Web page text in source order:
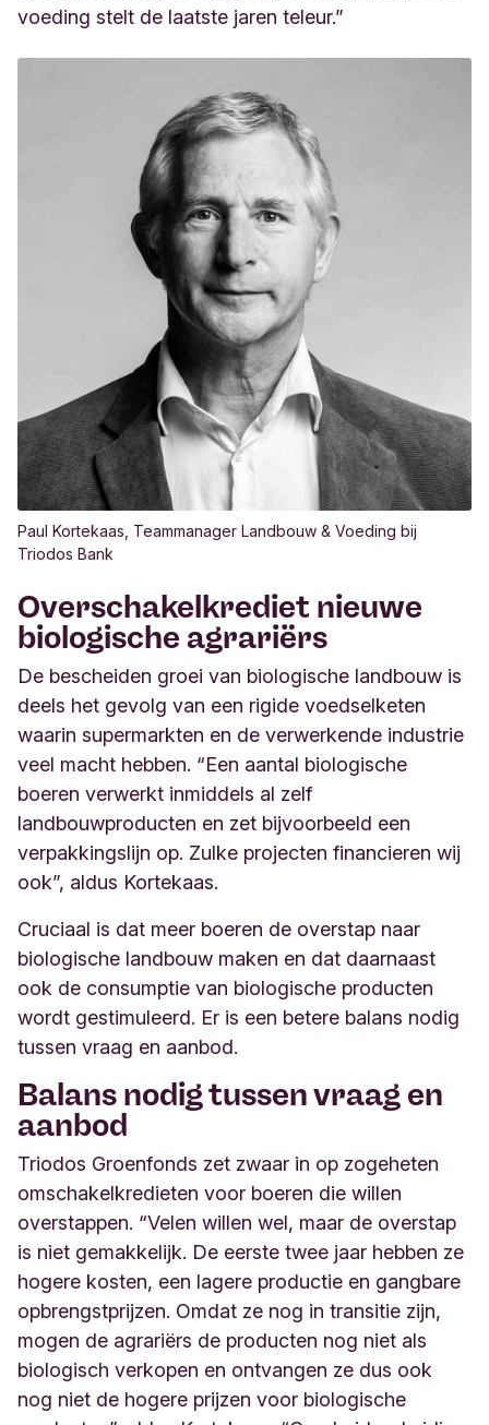
voeding stelt de laatste jaren teleur.”
Paul Kortekaas, Teammanager Landbouw & Voeding bij
Triodos Bank
Overschakelkrediet nieuwe
biologische agrariërs
De bescheiden groei van biologische landbouw is
deels het gevolg van een rigide voedselketen
waarin supermarkten en de verwerkende industrie
veel macht hebben. “Een aantal biologische
boeren verwerkt inmiddels al zelf
landbouwproducten en zet bijvoorbeeld een
verpakkingslijn op. Zulke projecten financieren wij
ook”, aldus Kortekaas.
Cruciaal is dat meer boeren de overstap naar
biologische landbouw maken en dat daarnaast
ook de consumptie van biologische producten
wordt gestimuleerd. Er is een betere balans nodig
tussen vraag en aanbod.
Balans nodig tussen vraag en
aanbod
Triodos Groenfonds zet zwaar in op zogeheten
omschakelkredieten voor boeren die willen
overstappen. “Velen willen wel, maar de overstap
is niet gemakkelijk. De eerste twee jaar hebben ze
hogere kosten, een lagere productie en gangbare
opbrengstprijzen. Omdat ze nog in transitie zijn,
mogen de agrariërs de producten nog niet als
biologisch verkopen en ontvangen ze dus ook
nog niet de hogere prijzen voor biologische